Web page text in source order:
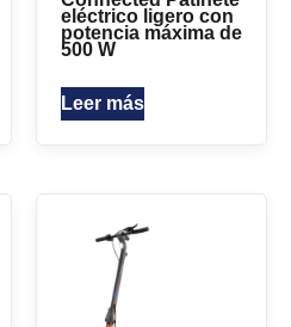
eléctrico ligero con
potencia máxima de
500 W
Leer más